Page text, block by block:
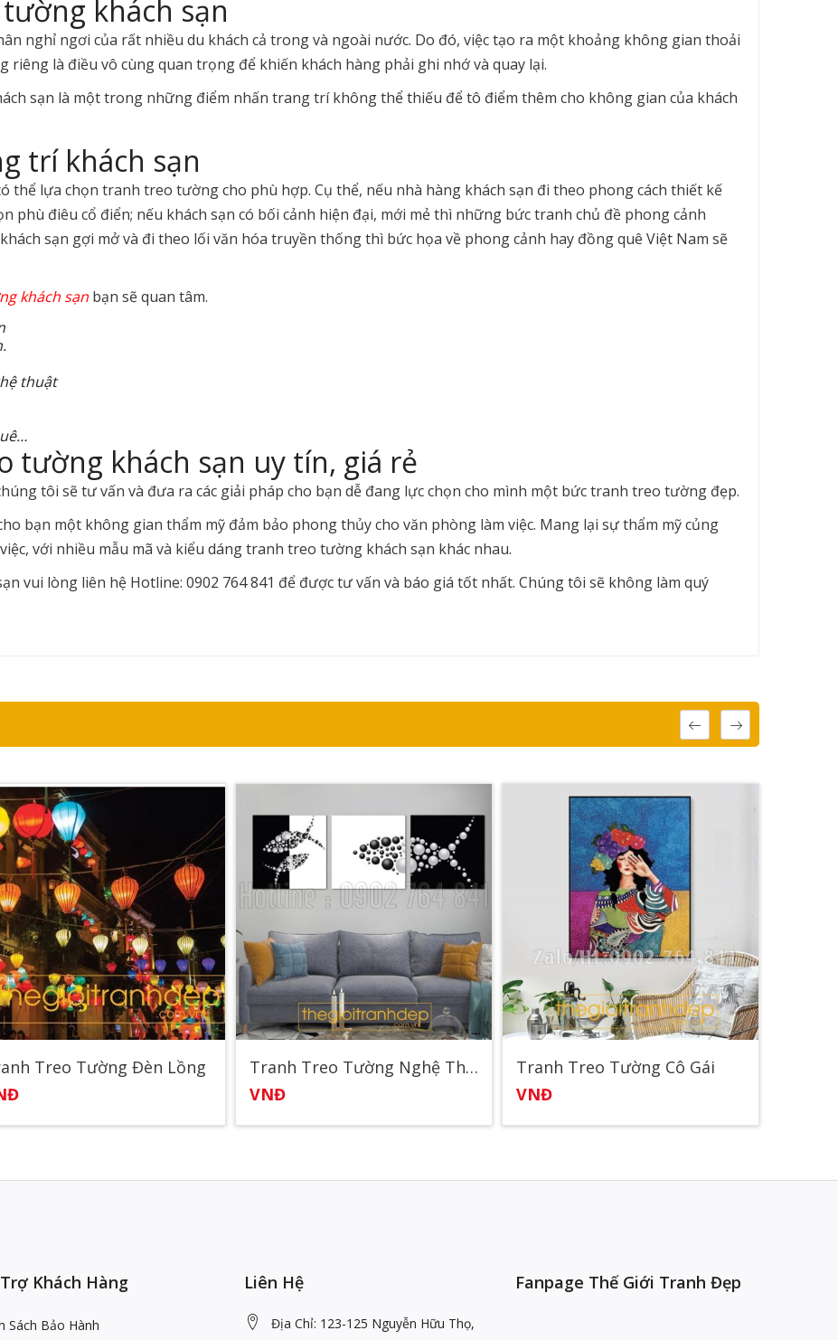
khách sạn
nghỉ ngơi của rất nhiều du khách cả trong và ngoài nước. Do đó, việc tạo ra một khoảng không gian thoải
riêng là điều vô cùng quan trọng để khiến khách hàng phải ghi nhớ và quay lại.
sạn là một trong những điểm nhấn trang trí không thể thiếu để tô điểm thêm cho không gian của khách
trí khách sạn
thể lựa chọn tranh treo tường cho phù hợp. Cụ thể, nếu nhà hàng khách sạn đi theo phong cách thiết kế
điêu cổ điển; nếu khách sạn có bối cảnh hiện đại, mới mẻ thì những bức tranh chủ đề phong cảnh
sạn gợi mở và đi theo lối văn hóa truyền thống thì bức họa về phong cảnh hay đồng quê Việt Nam sẽ
khách sạn bạn sẽ quan tâm.
thuật
tường khách sạn uy tín, giá rẻ
tôi sẽ tư vấn và đưa ra các giải pháp cho bạn dễ đang lực chọn cho mình một bức tranh treo tường đẹp.
bạn một không gian thẩm mỹ đảm bảo phong thủy cho văn phòng làm việc. Mang lại sự thẩm mỹ củng
với nhiều mẫu mã và kiểu dáng tranh treo tường khách sạn khác nhau.
vui lòng liên hệ Hotline: 0902 764 841 để được tư vấn và báo giá tốt nhất. Chúng tôi sẽ không làm quý
Treo Tường Đèn Lồng
Tranh Treo Tường Nghệ Thuật Cá
VNĐ
Tranh Treo Tường Cô Gái
VNĐ
Khách Hàng
Sách Bảo Hành
Liên Hệ
Địa Chỉ: 123-125 Nguyễn Hữu Thọ,
Fanpage Thế Giới Tranh Đẹp